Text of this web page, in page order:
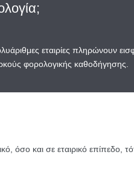
εταιρίες πληρώνουν
φορολογικής καθοδήγησης.
όσο και σε εταιρικό επίπεδο,